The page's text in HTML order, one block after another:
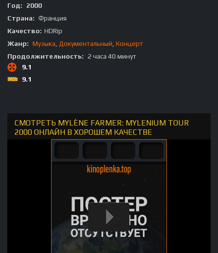
Год:
2000
Страна: Франция
Качество: HDRip
Жанр: Музыка Документальный Концерт
Продолжительность: 2 часа 40 минут
9.1
9.1
СМОТРЕТЬ MYLÈNE FARMER: MYLENIUM TOUR
2000 ОНЛАЙН В ХОРОШЕМ КАЧЕСТВЕ